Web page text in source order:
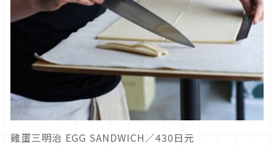
雞蛋三明治 EGG SANDWICH／430日元